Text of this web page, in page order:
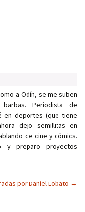
a Odín, se me suben
Periodista de
en deportes (que tiene
dejo semillitas en
de cine y cómics.
y preparo proyectos
por Daniel Lobato →